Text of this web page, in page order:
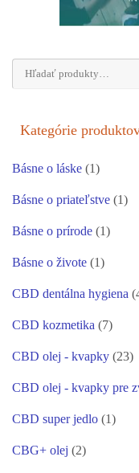
Hľadať:
Kategórie
Básne o láske (1)
Básne o priateľstve (1)
Básne o prírode (1)
Básne o živote (1)
CBD dentálna hygiena
CBD kozmetika (7)
CBD olej - kvapky (23)
CBD olej - kvapky pre
CBD super jedlo (1)
CBG+ olej (2)